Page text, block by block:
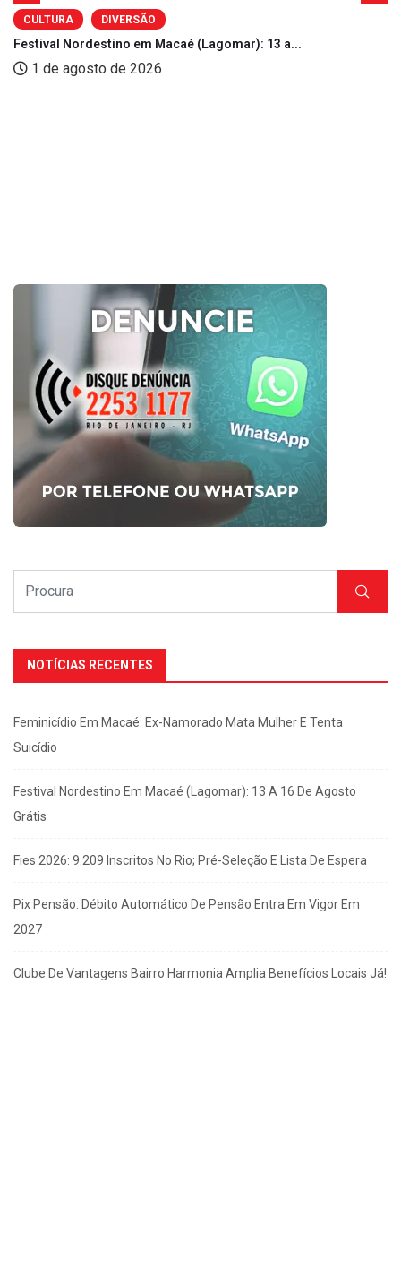
CULTURA DIVERSÃO
Festival Nordestino em Macaé (Lagomar): 13 a...
1 de agosto de 2026
NOTÍCIAS RECENTES
Feminicídio Em Macaé: Ex-Namorado Mata Mulher E Tenta
Suicídio
Festival Nordestino Em Macaé (Lagomar): 13 A 16 De Agosto
Grátis
Fies 2026: 9.209 Inscritos No Rio; Pré-Seleção E Lista De Espera
Pix Pensão: Débito Automático De Pensão Entra Em Vigor Em
2027
Clube De Vantagens Bairro Harmonia Amplia Benefícios Locais Já!